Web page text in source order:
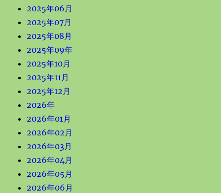
2025年06月
2025年07月
2025年08月
2025年09年
2025年10月
2025年11月
2025年12月
2026年
2026年01月
2026年02月
2026年03月
2026年04月
2026年05月
2026年06月